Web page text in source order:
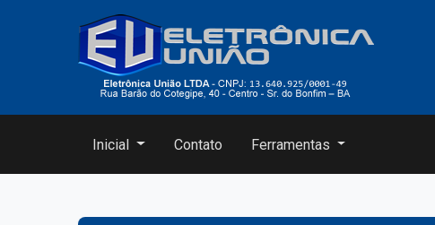
Inicial Contato Ferramentas